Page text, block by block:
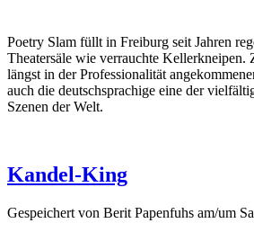
Poetry Slam füllt in Freiburg seit Jahren
Theatersäle wie verrauchte Kellerkneipen.
längst in der Professionalität
auch die deutschsprachige eine der
Szenen der Welt.
Kandel-King
Gespeichert von Berit Papenfuhs am/um